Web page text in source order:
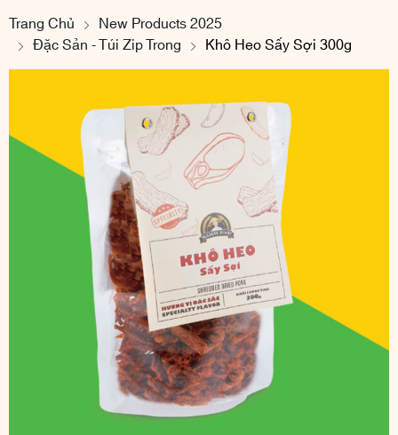
Trang Chủ
New Products 2025
Đặc Sản - Túi Zip Trong
Khô Heo Sấy Sợi 300g